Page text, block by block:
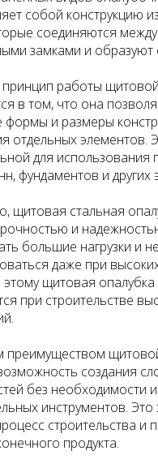
собой конструкцию
соединяются
замками и образуют
работы
в том, что она
формы и размеры
отдельных элементов.
для использования
фундаментов и других
щитовая стальная
и
большие нагрузки и не
даже при
этому щитовая
при строительстве
преимуществом
создания
без необходимости
инструментов. Это
строительства и
продукта.